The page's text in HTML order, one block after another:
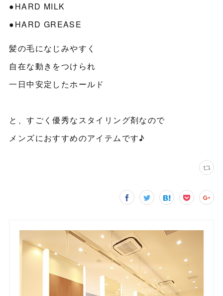
●HARD MILK
●HARD GREASE
髪の毛になじみやすく
自在な動きをつけられ
一日中安定したホールド
と、すごく優秀なスタイリング剤なので
メンズにおすすめのアイテムです♪